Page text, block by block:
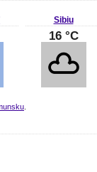
Sibiu
16 °C